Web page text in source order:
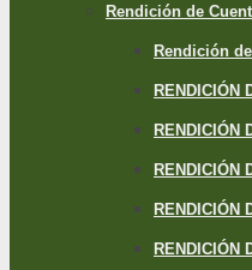
Rendición de
Rendición
RENDICIÓN
RENDICIÓN
RENDICIÓN
RENDICIÓN
RENDICIÓN